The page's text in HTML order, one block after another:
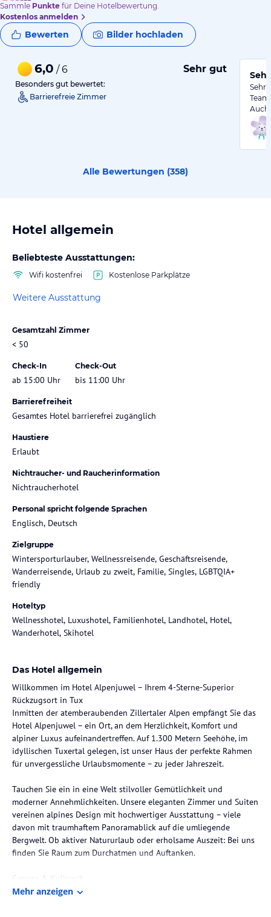
Sammle Punkte für Deine Hotelbewertung.
Kostenlos anmelden
Bewerten Bilder hochladen
6,0 / 6 Sehr gut
Besonders gut bewertet:
Barrierefreie Zimmer
Sehr
Team.
Auch
Alle Bewertungen (358)
Hotel allgemein
Beliebteste Ausstattungen:
Wifi kostenfrei Kostenlose Parkplätze
Weitere Ausstattung
Gesamtzahl Zimmer
< 50
Check-In
ab 15:00 Uhr
Check-Out
bis 11:00 Uhr
Barrierefreiheit
Gesamtes Hotel barrierefrei zugänglich
Haustiere
Erlaubt
Nichtraucher- und Raucherinformation
Nichtraucherhotel
Personal spricht folgende Sprachen
Englisch, Deutsch
Zielgruppe
Wintersporturlauber, Wellnessreisende, Geschäftsreisende,
Wanderreisende, Urlaub zu zweit, Familie, Singles, LGBTQIA+
friendly
Hoteltyp
Wellnesshotel, Luxushotel, Familienhotel, Landhotel, Hotel,
Wanderhotel, Skihotel
Das Hotel allgemein
Willkommen im Hotel Alpenjuwel – Ihrem 4-Sterne-Superior
Rückzugsort in Tux
Inmitten der atemberaubenden Zillertaler Alpen empfängt Sie das
Hotel Alpenjuwel – ein Ort, an dem Herzlichkeit, Komfort und
alpiner Luxus aufeinandertreffen. Auf 1.300 Metern Seehöhe, im
idyllischen Tuxertal gelegen, ist unser Haus der perfekte Rahmen
für unvergessliche Urlaubsmomente – zu jeder Jahreszeit.
Tauchen Sie ein in eine Welt stilvoller Gemütlichkeit und
moderner Annehmlichkeiten. Unsere eleganten Zimmer und Suiten
vereinen alpines Design mit hochwertiger Ausstattung – viele
davon mit traumhaftem Panoramablick auf die umliegende
Bergwelt. Ob aktiver Natururlaub oder erholsame Auszeit: Bei uns
finden Sie Raum zum Durchatmen und Auftanken.
Genuss & Kulinarik
Beginnen Sie den Tag mit einem reichhaltigen Frühstücksbuffet
Mehr anzeigen